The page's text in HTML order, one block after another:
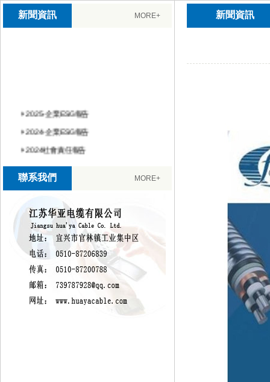
新聞資訊 MORE+
2024-企業ESG報告
2024社會責任報告
2023社會責任報告
2022社會責任報告
2023年華亞電纜質量信用報告
產品碳足跡評價報告
溫室氣體核查證書
聯系我們 MORE+
新聞資訊